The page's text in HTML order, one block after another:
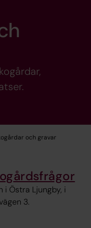
och gravar
i Östra Ljungby, i
3.